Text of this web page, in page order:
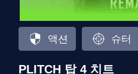
액션 슈터
PLITCH 탑 4 치트